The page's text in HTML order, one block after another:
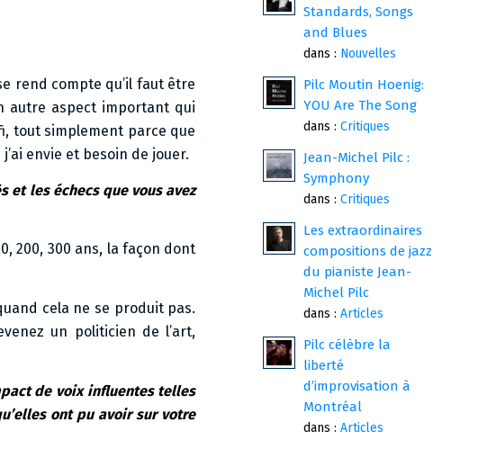
rend compte qu’il faut être
autre aspect important qui
tout simplement parce que
envie et besoin de jouer.
et les échecs que vous avez
200, 300 ans, la façon dont
cela ne se produit pas.
un politicien de l’art,
de voix influentes telles
ont pu avoir sur votre
Standards, Songs
and Blues
dans : Nouvelles
Pilc Moutin Hoenig:
YOU Are The Song
dans : Critiques
Jean-Michel Pilc :
Symphony
dans : Critiques
Les extraordinaires
compositions de jazz
du pianiste Jean-
Michel Pilc
dans : Articles
Pilc célèbre la
liberté
d’improvisation à
Montréal
dans : Articles